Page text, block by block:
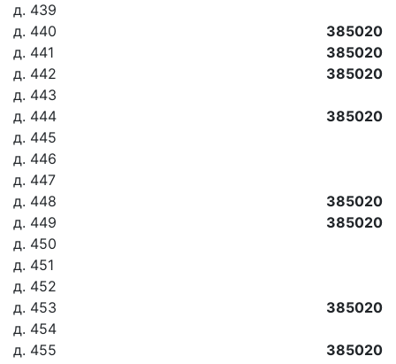
д. 439
д. 440
385020
д. 441
385020
д. 442
385020
д. 443
д. 444
385020
д. 445
д. 446
д. 447
д. 448
385020
д. 449
385020
д. 450
д. 451
д. 452
д. 453
385020
д. 454
д. 455
385020